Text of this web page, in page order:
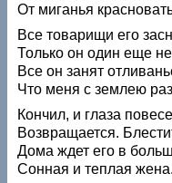
От миганья
Все товарищи его
Только он один еще не
Все он занят
Что меня с землею
Кончил, и глаза
Возвращается.
Дома ждет его в
Сонная и теплая жена.